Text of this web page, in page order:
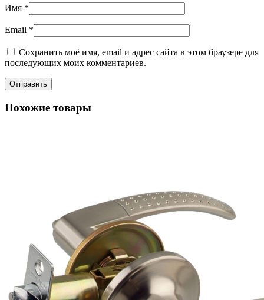
Имя *
Email *
Сохранить моё имя, email и адрес сайта в этом браузере для
последующих моих комментариев.
Похожие товары